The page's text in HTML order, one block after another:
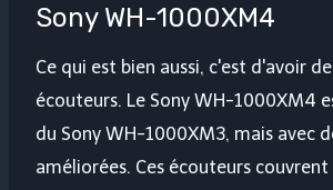
Sony WH-1000XM4
Ce qui est bien aussi, c'est d'avoir
écouteurs. Le Sony WH-1000XM4
du Sony WH-1000XM3, mais avec
améliorées. Ces écouteurs